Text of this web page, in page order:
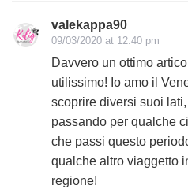
valekappa90
09/03/2020 at 12:40 pm
Davvero un ottimo
utilissimo! Io amo il
scoprire diversi suoi
passando per qualche
che passi questo
qualche altro viaggetto
regione!